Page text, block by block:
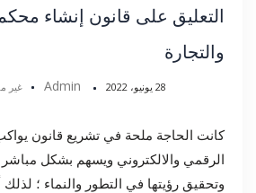
التعليق على قانون إنشاء
والتجارة
28 يونيو، 2022 Admin غير
كانت الحاجة ملحة في تشريع قانون
الرقمي والالكتروني ويسهم بشكل
وتحقيق رؤيتها في التطور والنماء ؛